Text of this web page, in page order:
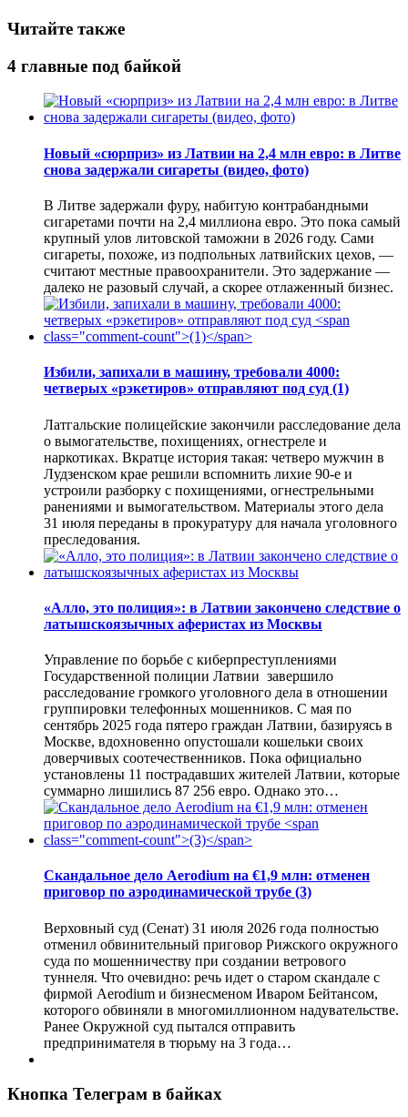
Читайте также
4 главные под байкой
Новый «сюрприз» из Латвии на 2,4 млн евро: в Литве
снова задержали сигареты (видео, фото)
В Литве задержали фуру, набитую контрабандными
сигаретами почти на 2,4 миллиона евро. Это пока самый
крупный улов литовской таможни в 2026 году. Сами
сигареты, похоже, из подпольных латвийских цехов, —
считают местные правоохранители. Это задержание —
далеко не разовый случай, а скорее отлаженный бизнес.
Избили, запихали в машину, требовали 4000:
четверых «рэкетиров» отправляют под суд (1)
Латгальские полицейские закончили расследование дела
о вымогательстве, похищениях, огнестреле и
наркотиках. Вкратце история такая: четверо мужчин в
Лудзенском крае решили вспомнить лихие 90-е и
устроили разборку с похищениями, огнестрельными
ранениями и вымогательством. Материалы этого дела
31 июля переданы в прокуратуру для начала уголовного
преследования.
«Алло, это полиция»: в Латвии закончено следствие о
латышскоязычных аферистах из Москвы
Управление по борьбе с киберпреступлениями
Государственной полиции Латвии завершило
расследование громкого уголовного дела в отношении
группировки телефонных мошенников. С мая по
сентябрь 2025 года пятеро граждан Латвии, базируясь в
Москве, вдохновенно опустошали кошельки своих
доверчивых соотечественников. Пока официально
установлены 11 пострадавших жителей Латвии, которые
суммарно лишились 87 256 евро. Однако это…
Скандальное дело Aerodium на €1,9 млн: отменен
приговор по аэродинамической трубе (3)
Верховный суд (Сенат) 31 июля 2026 года полностью
отменил обвинительный приговор Рижского окружного
суда по мошенничеству при создании ветрового
туннеля. Что очевидно: речь идет о старом скандале с
фирмой Aerodium и бизнесменом Иваром Бейтансом,
которого обвиняли в многомиллионном надувательстве.
Ранее Окружной суд пытался отправить
предпринимателя в тюрьму на 3 года…
Кнопка Телеграм в байках